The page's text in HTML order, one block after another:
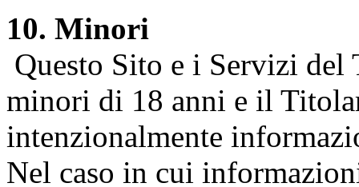
10. Minori
Questo Sito e i Servizi del
minori di 18 anni e il
intenzionalmente
Nel caso in cui